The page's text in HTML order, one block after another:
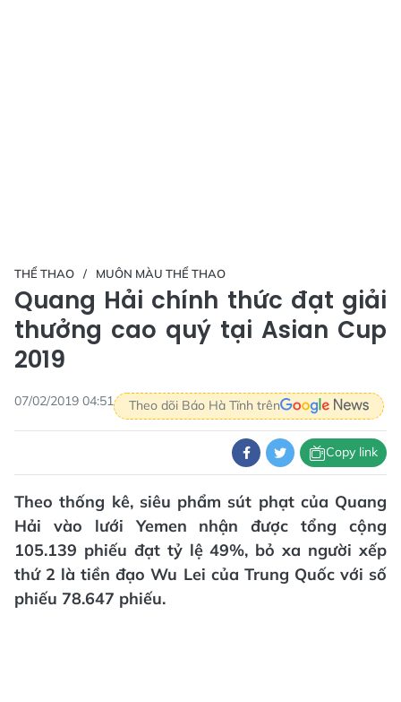
THỂ THAO MUÔN MÀU THỂ THAO
Quang Hải chính thức đạt giải
thưởng cao quý tại Asian Cup
2019
07/02/2019 04:51 Theo dõi Báo Hà Tĩnh trên
Copy link
Theo thống kê, siêu phẩm sút phạt của Quang
Hải vào lưới Yemen nhận được tổng cộng
105.139 phiếu đạt tỷ lệ 49%, bỏ xa người xếp
thứ 2 là tiền đạo Wu Lei của Trung Quốc với số
phiếu 78.647 phiếu.